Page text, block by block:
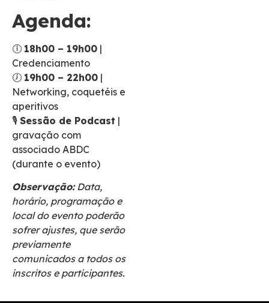
Agenda:
🕕 18h00 – 19h00 |
Credenciamento
🕖 19h00 – 22h00 |
Networking, coquetéis e
aperitivos
🎙️ Sessão de Podcast |
gravação com
associado ABDC
(durante o evento)
Observação:Data,
horário, programação e
local do evento poderão
sofrer ajustes, que serão
previamente
comunicados a todos os
inscritos e participantes.